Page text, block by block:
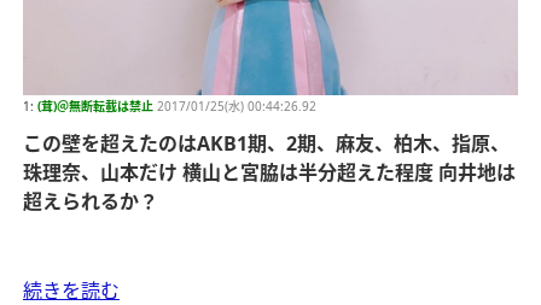
1: (茸)＠無断転載は禁止 2017/01/25(水) 00:44:26.92
この壁を超えたのはAKB1期、2期、麻友、柏木、指原、
珠理奈、山本だけ 横山と宮脇は半分超えた程度 向井地は
超えられるか？
続きを読む